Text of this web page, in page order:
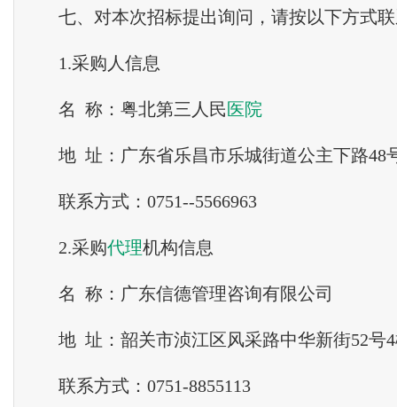
七、对本次招标提出询问，请按以下方式联
1.采购人信息
名 称：粤北第三人民医院
地 址：广东省乐昌市乐城街道公主下路48
联系方式：0751--5566963
2.采购代理机构信息
名 称：广东信德管理咨询有限公司
地 址：韶关市浈江区风采路中华新街52号
联系方式：0751-8855113